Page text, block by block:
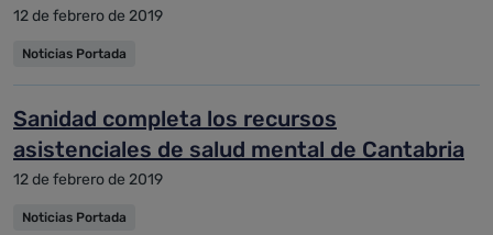
12 de febrero de 2019
Noticias Portada
Sanidad completa los recursos
asistenciales de salud mental de Cantabria
12 de febrero de 2019
Noticias Portada